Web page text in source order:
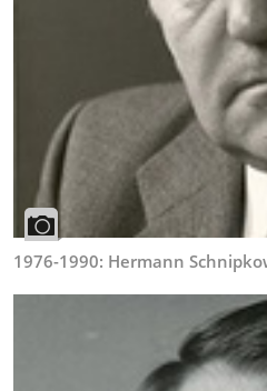
1976-1990: Hermann